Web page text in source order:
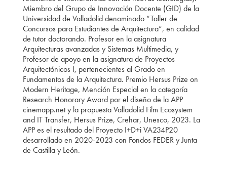
Miembro del Grupo de Innovación Docente (GID) de la
Universidad de Valladolid denominado “Taller de
Concursos para Estudiantes de Arquitectura”, en calidad
de tutor doctorando. Profesor en la asignatura
Arquitecturas avanzadas y Sistemas Multimedia, y
Profesor de apoyo en la asignatura de Proyectos
Arquitectónicos I, pertenecientes al Grado en
Fundamentos de la Arquitectura. Premio Hersus Prize on
Modern Heritage, Mención Especial en la categoría
Research Honorary Award por el diseño de la APP
cinemapp.net y la propuesta Valladolid Film Ecosystem
and IT Transfer, Hersus Prize, Crehar, Unesco, 2023. La
APP es el resultado del Proyecto I+D+i VA234P20
desarrollado en 2020-2023 con Fondos FEDER y Junta
de Castilla y León.